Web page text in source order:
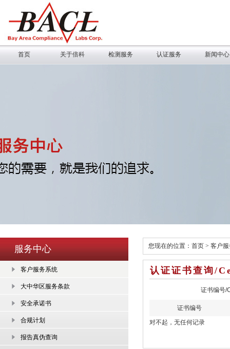
首页 关于倍科 检测服务 认证服务 新闻中心
服务中心
客户服务系统
大中华区服务条款
安全承诺书
合规计划
报告真伪查询
您现在的位置：首页 > 客户
认证证书查询
证书编号/
证书编号
对不起，无任何记录